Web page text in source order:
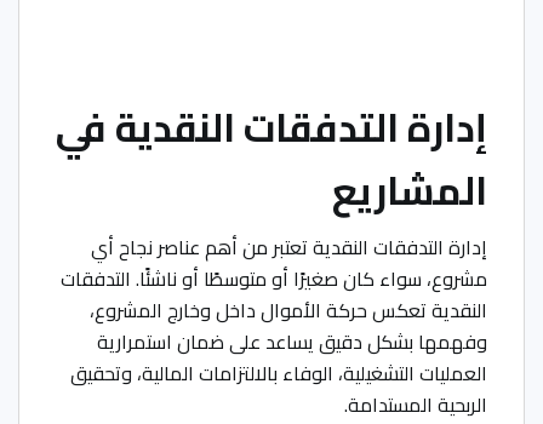
إدارة التدفقات النقدية في
المشاريع
إدارة التدفقات النقدية تعتبر من أهم عناصر نجاح أي
مشروع، سواء كان صغيرًا أو متوسطًا أو ناشئًا. التدفقات
النقدية تعكس حركة الأموال داخل وخارج المشروع،
وفهمها بشكل دقيق يساعد على ضمان استمرارية
العمليات التشغيلية، الوفاء بالالتزامات المالية، وتحقيق
الربحية المستدامة.